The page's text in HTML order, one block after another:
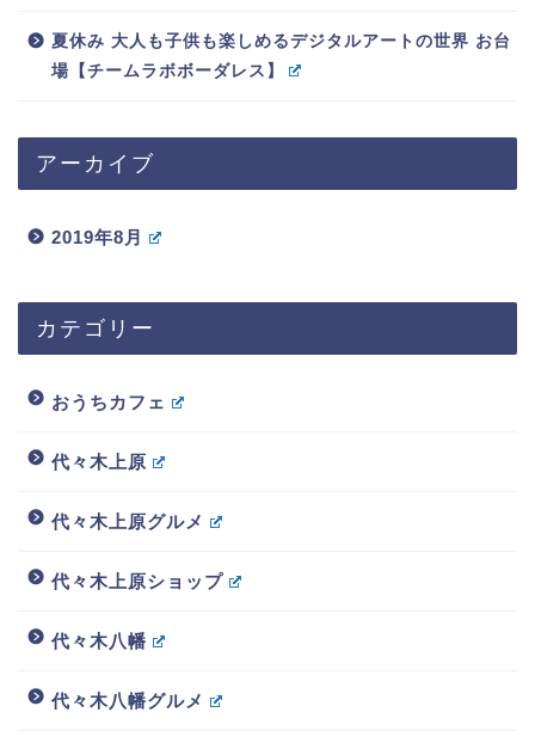
夏休み 大人も子供も楽しめるデジタルアートの世界 お台
場【チームラボボーダレス】
アーカイブ
2019年8月
カテゴリー
おうちカフェ
代々木上原
代々木上原グルメ
代々木上原ショップ
代々木八幡
代々木八幡グルメ